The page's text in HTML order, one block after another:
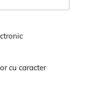
cu caracter